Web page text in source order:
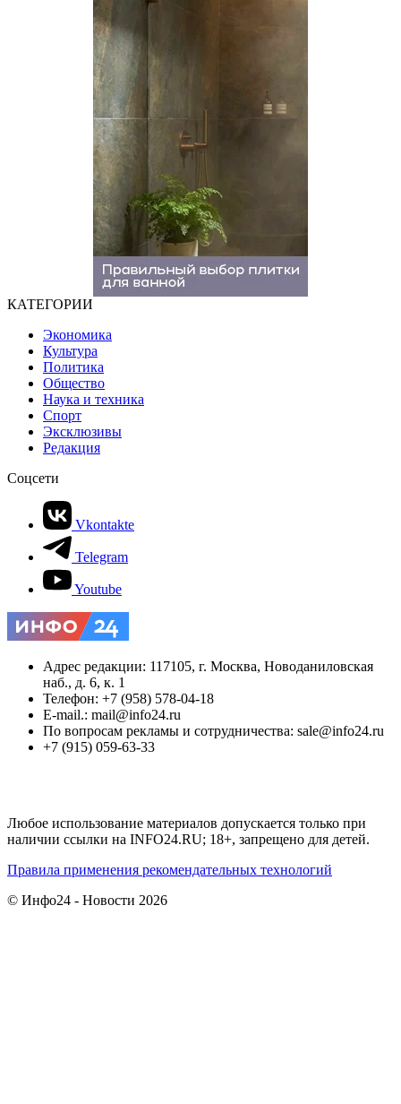
КАТЕГОРИИ
Экономика
Культура
Политика
Общество
Наука и техника
Спорт
Эксклюзивы
Редакция
Соцсети
Vkontakte
Telegram
Youtube
Адрес редакции: 117105, г. Москва, Новоданиловская
наб., д. 6, к. 1
Телефон: +7 (958) 578-04-18
E-mail.: mail@info24.ru
По вопросам рекламы и сотрудничества: sale@info24.ru
+7 (915) 059-63-33
Любое использование материалов допускается только при
наличии ссылки на INFO24.RU; 18+, запрещено для детей.
Правила применения рекомендательных технологий
© Инфо24 - Новости 2026